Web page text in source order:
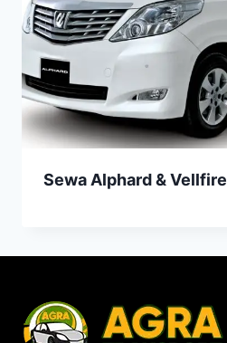
Sewa Alphard & Vellfire